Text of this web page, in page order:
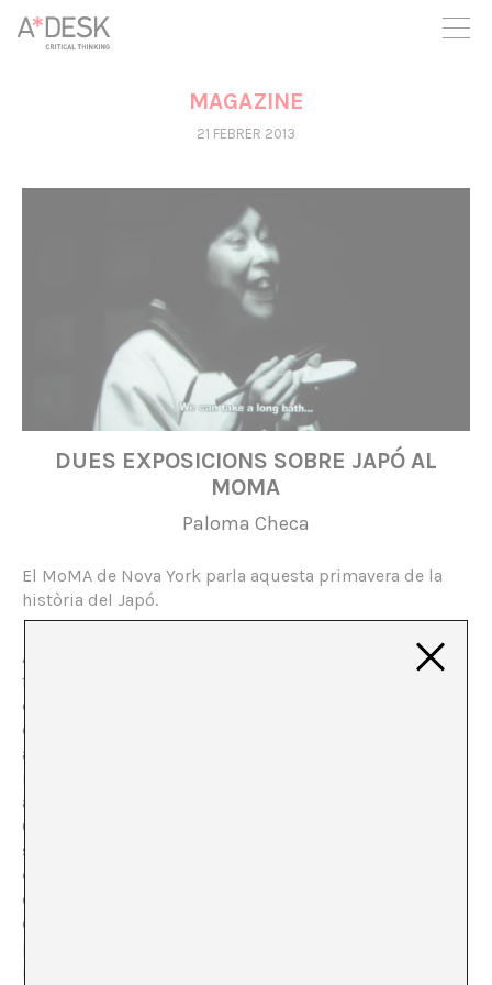
seguim necessitant-te per a poder seguir endavant. Ara pots
participar del projecte i recolzar-lo.
MAGAZINE
21 FEBRER 2013
DUES EXPOSICIONS SOBRE JAPÓ AL
MOMA
Paloma Checa
El MoMA de Nova York parla aquesta primavera de la
història del Japó.
A l’últim pis del museu es va poder visitar, fins el 10 de
febrer
com la mostra blockbuster de la temporada i
estratègicament col·locada, paret amb paret, amb una
altra nova revisió historicista de l’abstracció americana
moderna. L’exposició intenta traçar línies paral·leles
amb el desenvolupament de les avantguardes a
Occident, incloent fites de l’art i la gràfica japonesos del
segle XX. Vol oferir al visitant una generosa panoràmica
de com la plàstica es va fer ressò del renéixer que va
experimentar el país asiàtic després del cop
d’Hiroshima. No obstant això, coixeja en dos punts: En
primer lloc, s’utilitzen els desenvolupaments europeus
i nord-americans com a referència per a mesurar dins